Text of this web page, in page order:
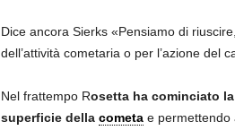
Dice ancora Sierks «Pensiamo di
dell’attività cometaria o per l’azione del
Nel frattempo Rosetta ha cominciato la
superficie della cometae permettendo